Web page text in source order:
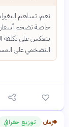
نعم، تساهم
خاصة تضخم أسعار
ينعكس على تكلفة
التضخمي على
زمان› توزيع جغرافي